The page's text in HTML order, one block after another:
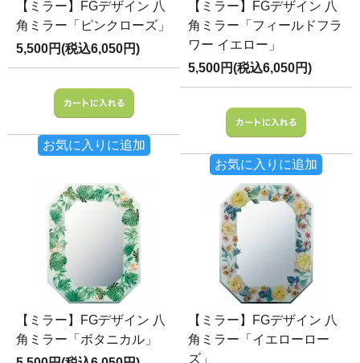
【ミラー】FGデザイン 八
角ミラー「ピンクローズ」
5,500円(税込6,050円)
お気に入りに追加
【ミラー】FGデザイン 八
角ミラー「フィールドフラ
ワー イエロー」
5,500円(税込6,050円)
お気に入りに追加
【ミラー】FGデザイン 八
角ミラー「ボタニカル」
【ミラー】FGデザイン 八
角ミラー「イエローロー
ズ」